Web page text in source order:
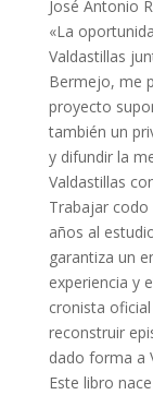
José Antonio
«La
Valdastillas
Bermejo, me
proyecto
también un
y difundir la
Valdastillas
Trabajar
años al
garantiza un
experiencia y
cronista
reconstruir
dado forma a
Este libro